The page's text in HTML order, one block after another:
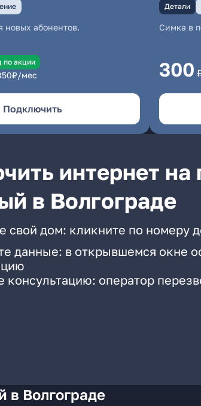
новых абонентов.
по акции
₽/мес
Подключить
Детали
Симка в
300
интернет на
в Волгограде
свой дом: кликните по номеру
данные: в открывшемся окне
консультацию: оператор
в Волгограде